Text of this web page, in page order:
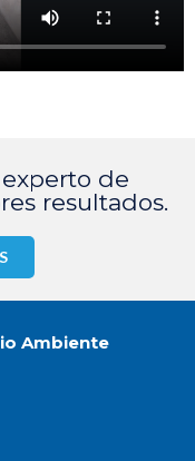
de
resultados.
Ambiente